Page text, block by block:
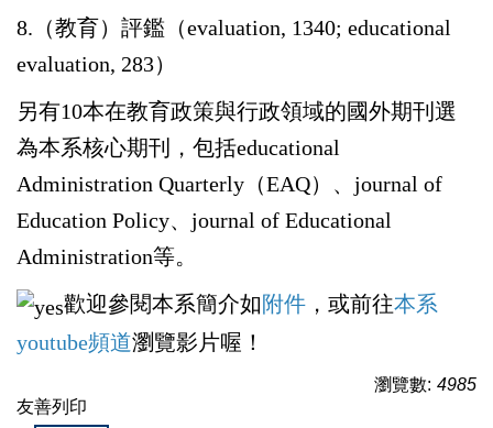
8.（教育）評鑑（evaluation, 1340; educational
evaluation, 283）
另有10本在教育政策與行政領域的國外期刊選
為本系核心期刊，包括educational
Administration Quarterly（EAQ）、journal of
Education Policy、journal of Educational
Administration等。
歡迎參閱本系簡介如附件 ，或前往本系
youtube頻道瀏覽影片喔！
瀏覽數: 4985
友善列印